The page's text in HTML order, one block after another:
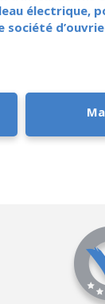
électrique,